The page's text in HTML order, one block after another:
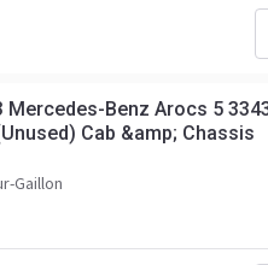
Benz Arocs 5
Cab &amp; Chassis
Gaillon